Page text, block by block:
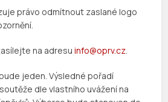
právo odmítnout zaslané logo
na adresuinfo@oprv.cz.
jeden. Výsledné pořadí
dle vlastního uvážení na